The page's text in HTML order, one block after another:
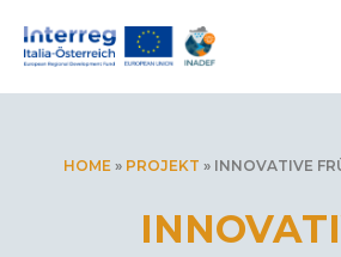
Inhalt
HOME » PROJEKT » INNOVATIVE